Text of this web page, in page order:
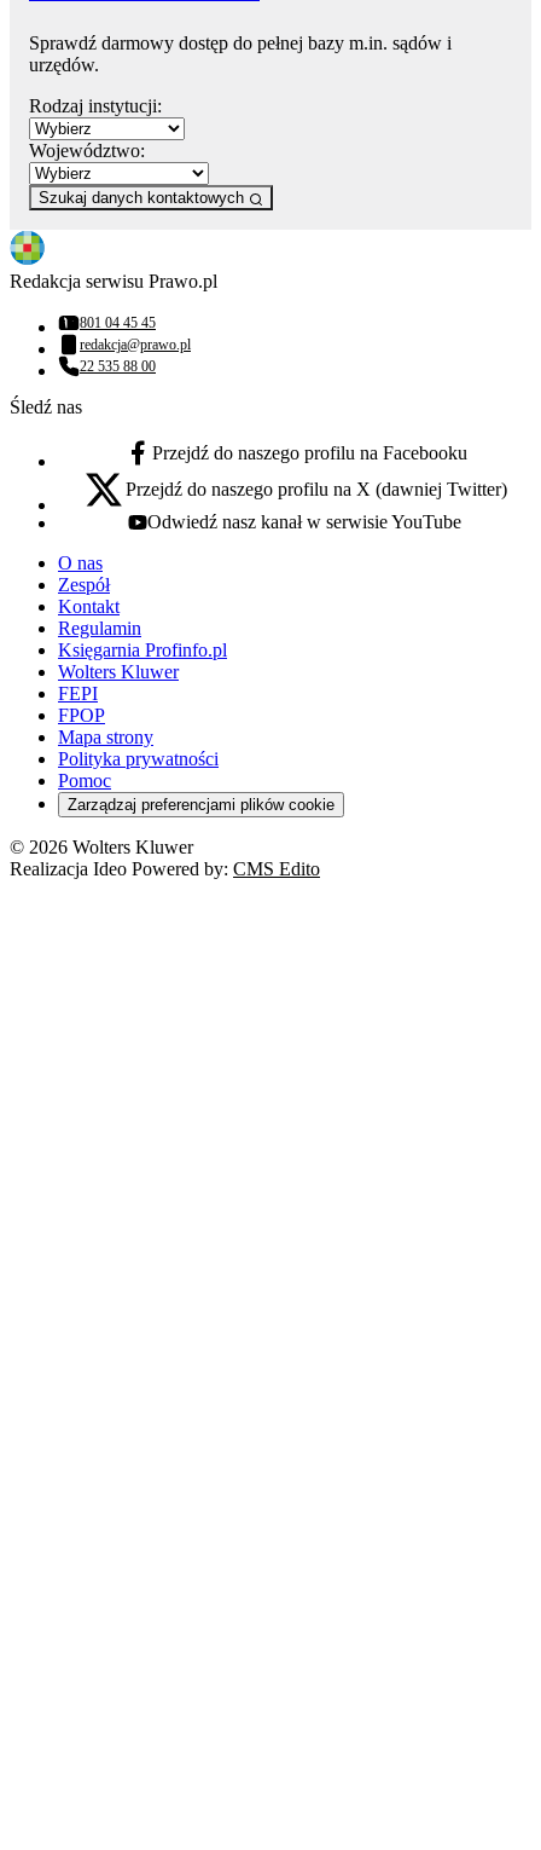
Sprawdź darmowy dostęp do pełnej bazy m.in. sądów i
urzędów.
Rodzaj instytucji:
Województwo:
Szukaj danych kontaktowych
Redakcja serwisu Prawo.pl
Numer telefonu:
801 04 45 45
Adres email:
redakcja@prawo.pl
Numer telefonu:
22 535 88 00
Śledź nas
facebook - otwiera się w nowej karcie
Przejdź do naszego profilu na Facebooku
x - otwiera się w nowej karcie
Przejdź do naszego profilu na X (dawniej Twitter)
youtube - otwiera się w nowej karcie
Odwiedź nasz kanał w serwisie YouTube
O nas
Zespół
Kontakt
Regulamin
Księgarnia Profinfo.pl
Wolters Kluwer
FEPI
FPOP
Mapa strony
Polityka prywatności
Pomoc
Zarządzaj preferencjami plików cookie
© 2026 Wolters Kluwer
Realizacja Ideo Powered by: CMS Edito